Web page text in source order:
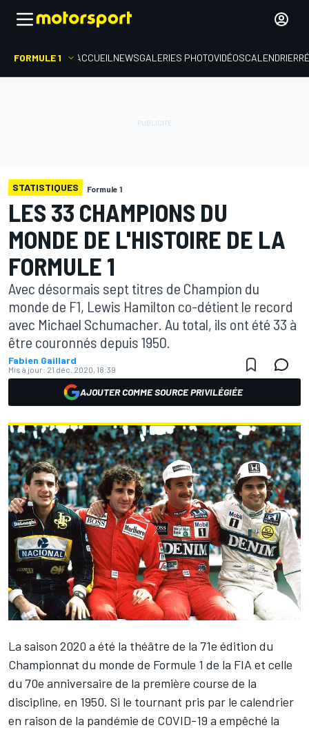
FORMULE 1 ACCUEIL NEWSGALERIES PHOTOVIDÉOSCALENDRIER
STATISTIQUES Formule 1
LES 33 CHAMPIONS DU
MONDE DE L'HISTOIRE DE LA
FORMULE 1
Avec désormais sept titres de Champion du
monde de F1, Lewis Hamilton co-détient le record
avec Michael Schumacher. Au total, ils ont été 33 à
être couronnés depuis 1950.
Fabien Gaillard
Mis à jour: 21 déc. 2020, 18:39
AJOUTER COMME SOURCE PRIVILÉGIÉE
La saison 2020 a été la théâtre de la 71e édition du
Championnat du monde de Formule 1 de la FIA et celle
du 70e anniversaire de la première course de la
discipline, en 1950. Si le tournant pris par le calendrier
en raison de la pandémie de COVID-19 a empêché la